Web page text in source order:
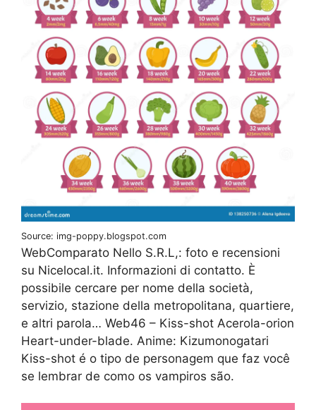
Source: img-poppy.blogspot.com
WebComparato Nello S.R.L,: foto e recensioni
su Nicelocal.it. Informazioni di contatto. È
possibile cercare per nome della società,
servizio, stazione della metropolitana, quartiere,
e altri parola… Web46 – Kiss-shot Acerola-orion
Heart-under-blade. Anime: Kizumonogatari
Kiss-shot é o tipo de personagem que faz você
se lembrar de como os vampiros são.